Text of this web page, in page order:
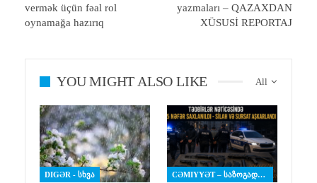
vermək üçün fəal rol
oynamağa hazırıq
yazmaları – QAZAXDAN
XÜSUSİ REPORTAJ
All
YOU MIGHT ALSO LIKE
DIGƏR - ᲡᲮᲕᲐ CƏMIYYƏT – ᲡᲐᲖᲝᲒᲐᲓᲝᲔᲑᲐ